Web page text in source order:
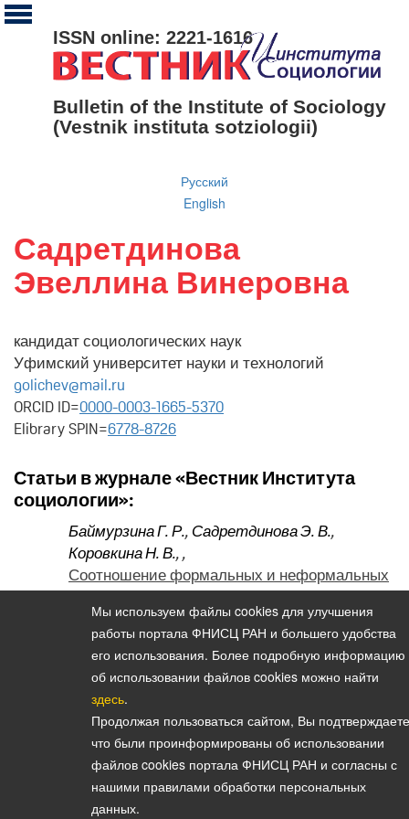
ISSN online: 2221-1616
Bulletin of the Institute of Sociology
(Vestnik instituta sotziologii)
Русский
English
Садретдинова
Эвеллина Винеровна
кандидат социологических наук
Уфимский университет науки и технологий
golichev@mail.ru
ORCID ID=0000-0003-1665-5370
Elibrary SPIN=6778-8726
Статьи в журнале «Вестник Института
социологии»:
Баймурзина Г. Р., Садретдинова Э. В.,
Коровкина Н. В.,,
Соотношение формальных и неформальных
практик платформенной занятости в России
(на примере Профи.ру) (2026. Том 17. № 58)
Политика конфиденциальности персональных данных
© 2026, Вестник Института социологии
vestnik@isras.ru
Мы используем файлы cookies для улучшения
работы портала ФНИСЦ РАН и большего удобства
его использования. Более подробную информацию
об использовании файлов cookies можно найти
здесь.
Продолжая пользоваться сайтом, Вы
что были проинформированы об использовании
файлов cookies портала ФНИСЦ РАН и согласны с
нашими правилами обработки персональных
данных.